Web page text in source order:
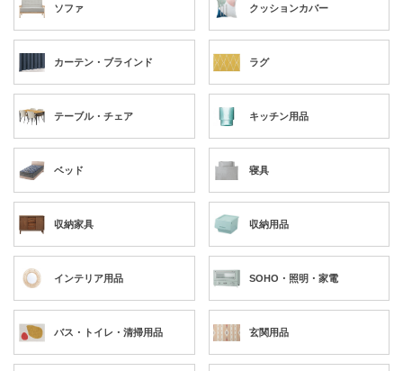
ソファ クッションカバー
カーテン・ブラインド ラグ
テーブル・チェア キッチン用品
ベッド 寝具
収納家具 収納用品
インテリア用品 SOHO・照明・家電
バス・トイレ・清掃用品 玄関用品